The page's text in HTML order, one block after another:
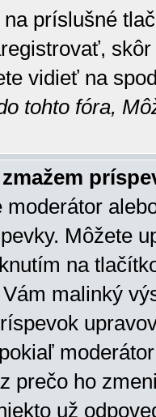
príslušné
vidieť na
tohto fóra,
Môžete
na
malinký
prečo ho
už